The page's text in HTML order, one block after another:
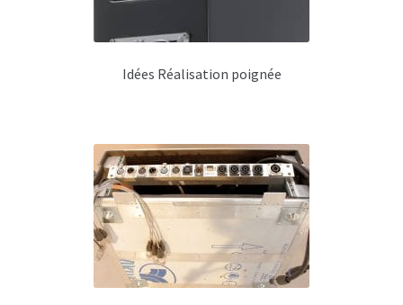
Mousse & inserts
Pieds & tampons caoutchouc
Roulettes & pneu
Trappe d’accès
Idées Réalisation poignée